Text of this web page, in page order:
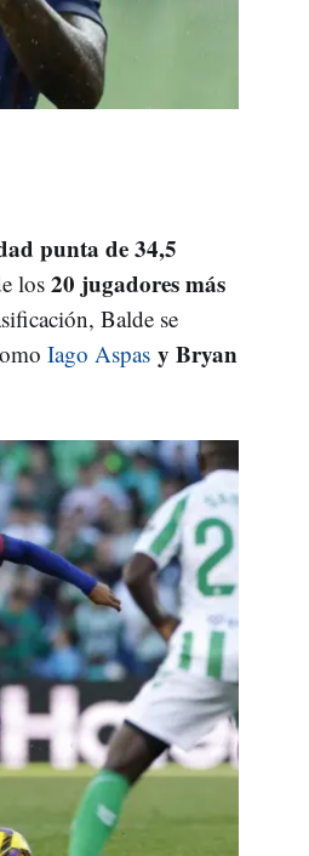
punta de 34,5
los 20 jugadores más
Balde se
Iago Aspas y Bryan